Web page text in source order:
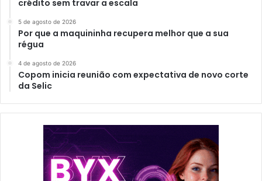
crédito sem travar a escala
5 de agosto de 2026
Por que a maquininha recupera melhor que a sua
régua
4 de agosto de 2026
Copom inicia reunião com expectativa de novo corte
da Selic